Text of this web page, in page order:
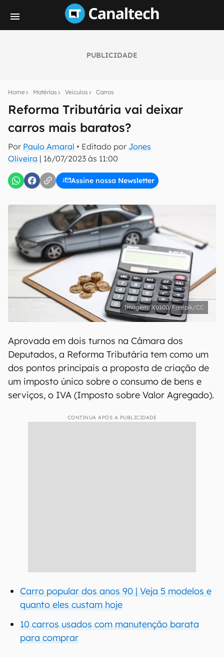
PUBLICIDADE
Home Matérias Veículos Carros
Reforma Tributária vai deixar
carros mais baratos?
Por Paulo Amaral • Editado por Jones
Oliveira | 16/07/2023 às 11:00
Assine nossa Newsletter
notícias e reviews sobre tecnologia em primeira
mão.
E-mail
Uso e Política de Privacidade do Canaltech.
Xb100/Freepik/CC
Aprovada em dois turnos na Câmara dos
Deputados, a Reforma Tributária tem como um
dos pontos principais a proposta de criação de
um imposto único sobre o consumo de bens e
serviços, o IVA (Imposto sobre Valor Agregado).
CONTINUA APÓS A PUBLICIDADE
Carro popular dos anos 90 | Veja 5 modelos e
quanto eles custam hoje
10 carros usados com manutenção barata
para comprar